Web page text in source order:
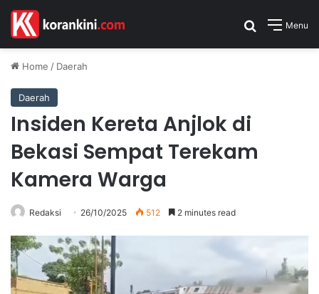
Menu
Search for
Home / Daerah
Daerah
Insiden Kereta Anjlok di
Bekasi Sempat Terekam
Kamera Warga
Redaksi 26/10/2025 512 2 minutes read